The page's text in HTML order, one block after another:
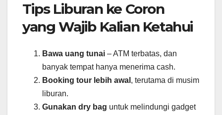
Tips Liburan ke Coron
yang Wajib Kalian Ketahui
Bawa uang tunai – ATM terbatas, dan
banyak tempat hanya menerima cash.
Booking tour lebih awal , terutama di musim
liburan.
Gunakan dry bag untuk melindungi gadget